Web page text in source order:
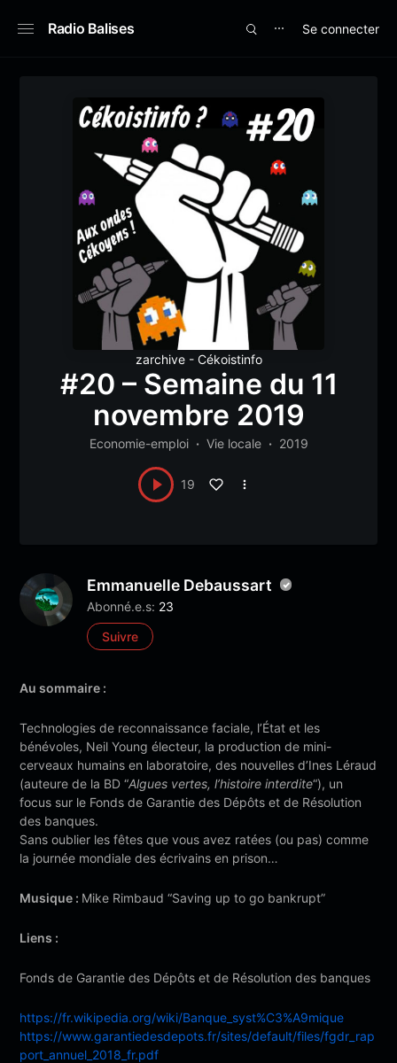
Radio Balises ⋯ Se connecter
zarchive - Cékoistinfo
#20 – Semaine du 11
novembre 2019
Economie-emploi Vie locale 2019
19
Emmanuelle Debaussart
Abonné.e.s: 23
Suivre
Au sommaire :
Technologies de reconnaissance faciale, l’État et les
bénévoles, Neil Young électeur, la production de mini-
cerveaux humains en laboratoire, des nouvelles d’Ines Léraud
(auteure de la BD “Algues vertes, l’histoire interdite“), un
focus sur le Fonds de Garantie des Dépôts et de Résolution
des banques.
Sans oublier les fêtes que vous avez ratées (ou pas) comme
la journée mondiale des écrivains en prison…
Musique : Mike Rimbaud “Saving up to go bankrupt”
Liens :
Fonds de Garantie des Dépôts et de Résolution des banques
https://fr.wikipedia.org/wiki/Banque_syst%C3%A9mique
https://www.garantiedesdepots.fr/sites/default/files/fgdr_rap
port_annuel_2018_fr.pdf